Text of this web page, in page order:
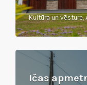
Kultūra un vēsture,
Ičas